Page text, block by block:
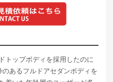
トップボディを採用したのに
あるフルドアセダンボディを